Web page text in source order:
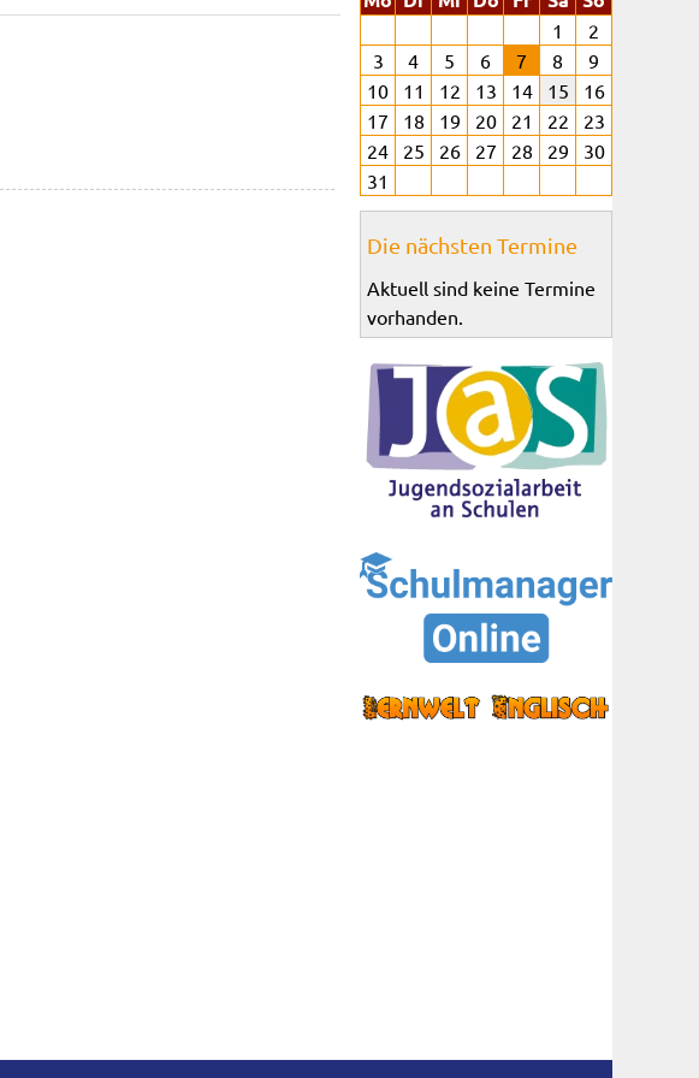
1
2
3
4 5 6 7 8
9
10
11 12 13 14 15
16
17
18 19 20 21 22
23
24
25 26 27 28 29
30
31
Die nächsten Termine
Aktuell sind keine Termine
vorhanden.